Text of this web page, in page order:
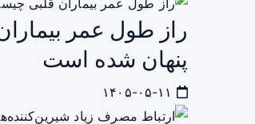
راز طول عمر
پنهان شده است